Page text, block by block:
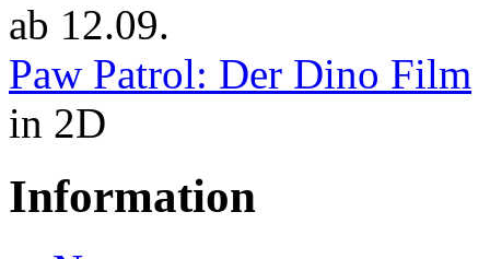
ab 12.09.
Paw Patrol: Der Dino Film
in 2D
Information